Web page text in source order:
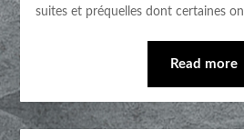
suites et préquelles dont certaines
Read more